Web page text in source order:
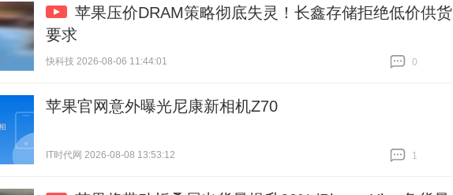
苹果压价DRAM策略彻底失灵！长鑫存储拒绝低价供货
要求
快科技 2026-08-06 11:44:01
0
苹果官网意外曝光尼康新相机Z70
IT时代网 2026-08-08 13:53:12
1